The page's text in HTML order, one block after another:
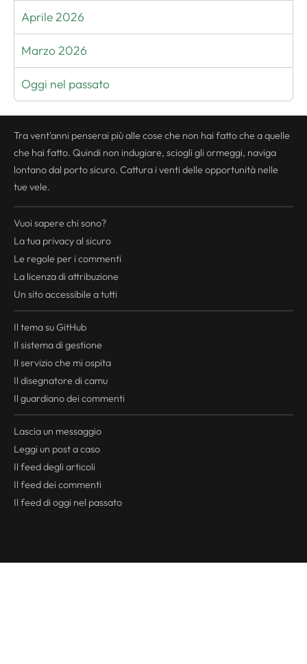
Aprile 2026
Marzo 2026
Oggi nel passato
Tra vent'anni penserai più alle cose che non hai fatto che a quelle
che hai fatto. Quindi non indugiare, sciogli gli ormeggi, naviga
lontano dal porto sicuro. Cattura i venti delle opportunità nelle
tue vele.
Vuoi sapere chi sono?
La tua privacyal sicuro
Le regole per i commenti
La licenza di attribuzione
Un sito accessibile a tutti
Il tema su GitHub
Il sistema di gestione
Il servizio che mi ospita
Il disegnatore di camu
Il guardiano dei commenti
Lascia un messaggio
Leggi un post a caso
Il feeddegli articoli
Il feeddei commenti
Il feeddi oggi nel passato